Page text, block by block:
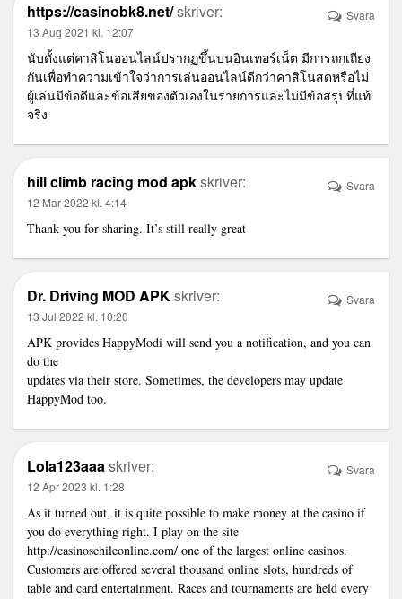
https://casinobk8.net/skriver:
13 Aug 2021 kl. 12:07
นับตั้งแต่คาสิโนออนไลน์ปรากฏขึ้นบนอินเทอร์เน็ต มีการถกเถียง
กันเพื่อทำความเข้าใจว่าการเล่นออนไลน์ดีกว่าคาสิโนสดหรือไม่
ผู้เล่นมีข้อดีและข้อเสียของตัวเองในรายการและไม่มีข้อสรุปที่แท้
จริง
Svara
hill climb racing mod apkskriver:
12 Mar 2022 kl. 4:14
Thank you for sharing. It’s still really great
Svara
Dr. Driving MOD APKskriver:
13 Jul 2022 kl. 10:20
APK provides HappyModi will send you a notification, and you can
do the
updates via their store. Sometimes, the developers may update
HappyMod too.
Svara
Lola123aaaskriver:
12 Apr 2023 kl. 1:28
As it turned out, it is quite possible to make money at the casino if
you do everything right. I play on the site
http://casinoschileonline.com/ one of the largest online casinos.
Customers are offered several thousand online slots, hundreds of
table and card entertainment. Races and tournaments are held every
Svara